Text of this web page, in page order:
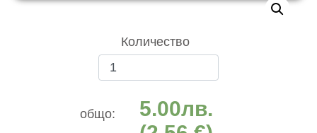
Количество
общо: 5.00лв.